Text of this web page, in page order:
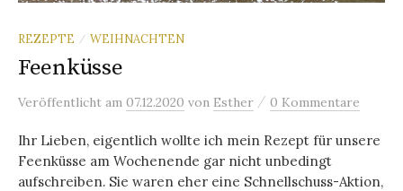
REZEPTE / WEIHNACHTEN
Feenküsse
Veröffentlicht am 07.12.2020 von Esther / 0 Kommentare
Ihr Lieben, eigentlich wollte ich mein Rezept für unsere
Feenküsse am Wochenende gar nicht unbedingt
aufschreiben. Sie waren eher eine Schnellschuss-Aktion,